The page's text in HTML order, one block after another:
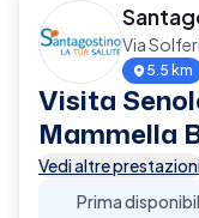
Via
5.5 km
Visita
Mammella
Vedi altre
Prima